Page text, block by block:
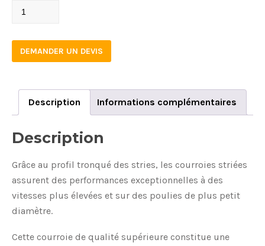
PJ1651
DEMANDER UN DEVIS
Description Informations complémentaires
Description
Grâce au profil tronqué des stries, les courroies striées
assurent des performances exceptionnelles à des
vitesses plus élevées et sur des poulies de plus petit
diamètre.
Cette courroie de qualité supérieure constitue une